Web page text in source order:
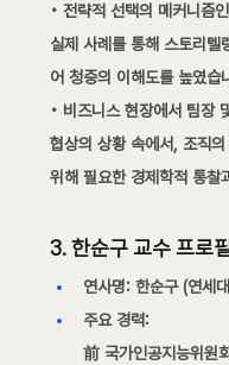
• 전략적 선택의 메커니즘
실제 사례를 통해 스토리텔
어 청중의 이해도를 높였습
• 비즈니스 현장에서 팀장
협상의 상황 속에서, 조직
위해 필요한 경제학적 통찰
3. 한순구 교수 프로
연사명: 한순구 (연세
주요 경력:
前 국가인공지능위원